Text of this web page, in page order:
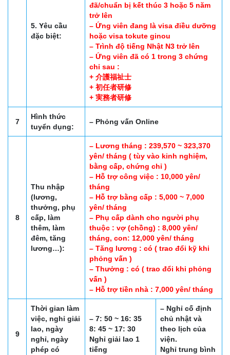
5. Yêu cầu
đặc biệt:
đã/chuẩn bị kết thúc 3 hoặc 5 năm
trở lên
– Ứng viên đang là visa điều dưỡng
hoặc visa tokute ginou
– Trình độ tiếng Nhật N3 trở lên
– Ứng viên đã có 1 trong 3 chứng
chỉ sau :
+ 介護福祉士
+ 初任者研修
+ 実務者研修
7
Hình thức
tuyển dụng:
– Phỏng vấn Online
8
Thu nhập
(lương,
thưởng, phụ
cấp, làm
thêm, làm
đêm, tăng
lương…):
– Lương tháng : 239,570 ~ 323,370
yên/ tháng ( tùy vào kinh nghiệm,
bằng cấp, chứng chỉ )
– Hỗ trợ công việc : 10,000 yên/
tháng
– Hỗ trợ bằng cấp : 5,000 ~ 7,000
yên/ tháng
– Phụ cấp dành cho người phụ
thuộc : vợ (chồng) : 8,000 yên/
tháng, con: 12,000 yên/ tháng
– Tăng lương : có ( trao đổi kỹ khi
phỏng vấn )
– Thưởng : có ( trao đổi khi phỏng
vấn )
– Hỗ trợ tiền nhà : 7,000 yên/ tháng
9
Thời gian làm
việc, nghỉ giải
lao, ngày
nghỉ, ngày
phép có
– 7: 50 ~ 16: 35
8: 45 ~ 17: 30
Nghỉ giải lao 1
tiếng
– Nghỉ cố định
chủ nhật và
theo lịch của
viện.
Nghỉ trung bình